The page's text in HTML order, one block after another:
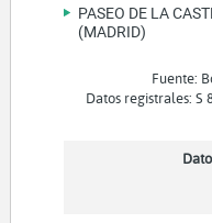
PASEO DE LA
(MADRID)
Fuente:
Datos registrales: S